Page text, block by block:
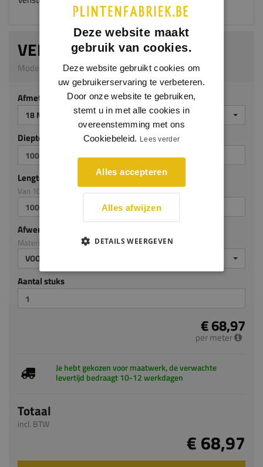
VENSTERBANK ARES
Model 5006 | 18 mm dik | MDF v313
Afmeting
18 MM DIK
Diepte mm (milimeters)
Lengte mm (milimeters)
Van 100mm tot en met 3050mm
Afwerking
Materiaal: MDF v313
VOORGELAKT
Aantal stuks
€ 68,97
per meter
Je hebt gekozen voor maatwerk, de verwachte
levertijd bedraagt 10-12 werkdagen
Totaal
incl. BTW
€ 68,97
Deze website maakt
gebruik van cookies.
Deze website gebruikt cookies om
uw gebruikerservaring te verbeteren.
Door onze website te gebruiken,
stemt u in met alle cookies in
overeenstemming met ons
Cookiebeleid. Lees verder
Alles accepteren
Alles afwijzen
DETAILS WEERGEVEN